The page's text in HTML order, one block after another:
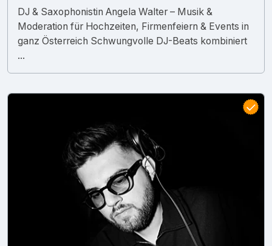
DJ & Saxophonistin Angela Walter – Musik &
Moderation für Hochzeiten, Firmenfeiern & Events in
ganz Österreich Schwungvolle DJ-Beats kombiniert
...